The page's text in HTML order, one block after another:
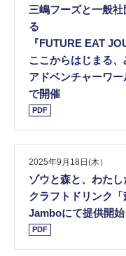
三嶋フーズと一般
る
『FUTURE EAT
ここからはじまる、
アドベンチャーワ
で開催
PDF
2025年9月18日(木）
ゾウと森と、わた
クラフトドリンク
Jamboにて提供開始
PDF